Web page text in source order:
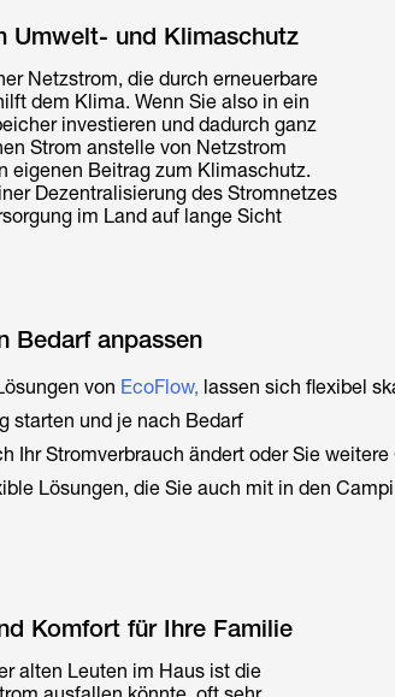
Umwelt- und Klimaschutz
Netzstrom, die durch erneuerbare
dem Klima. Wenn Sie also in ein
investieren und dadurch ganz
Strom anstelle von Netzstrom
eigenen Beitrag zum Klimaschutz.
Dezentralisierung des Stromnetzes
im Land auf lange Sicht
Bedarf anpassen
von EcoFlow, lassen sich flexibel
starten und je nach Bedarf
Ihr Stromverbrauch ändert oder Sie weitere
Lösungen, die Sie auch mit in den
Komfort für Ihre Familie
alten Leuten im Haus ist die